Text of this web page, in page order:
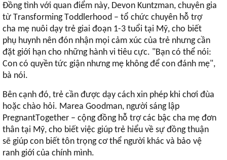
Đồng tình với quan điểm này, Devon Kuntzman, chuyên gia
từ Transforming Toddlerhood – tổ chức chuyên hỗ trợ
cha mẹ nuôi dạy trẻ giai đoạn 1-3 tuổi tại Mỹ, cho biết
phụ huynh nên đón nhận mọi cảm xúc của trẻ nhưng cần
đặt giới hạn cho những hành vi tiêu cực. "Bạn có thể nói:
Con có quyền tức giận nhưng mẹ không để con đánh mẹ",
bà nói.
Bên cạnh đó, trẻ cần được dạy cách xin phép khi chơi đùa
hoặc chào hỏi. Marea Goodman, người sáng lập
PregnantTogether – cộng đồng hỗ trợ các bậc cha mẹ đơn
thân tại Mỹ, cho biết việc giúp trẻ hiểu về sự đồng thuận
sẽ giúp con biết tôn trọng cơ thể người khác và bảo vệ
ranh giới của chính mình.